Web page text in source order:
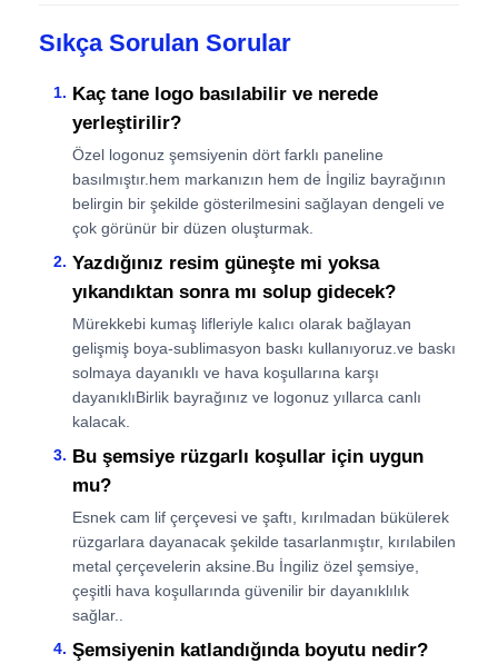
Sıkça Sorulan Sorular
Kaç tane logo basılabilir ve nerede
yerleştirilir?
Özel logonuz şemsiyenin dört farklı paneline
basılmıştır.hem markanızın hem de İngiliz bayrağının
belirgin bir şekilde gösterilmesini sağlayan dengeli ve
çok görünür bir düzen oluşturmak.
Yazdığınız resim güneşte mi yoksa
yıkandıktan sonra mı solup gidecek?
Mürekkebi kumaş lifleriyle kalıcı olarak bağlayan
gelişmiş boya-sublimasyon baskı kullanıyoruz.ve baskı
solmaya dayanıklı ve hava koşullarına karşı
dayanıklıBirlik bayrağınız ve logonuz yıllarca canlı
kalacak.
Bu şemsiye rüzgarlı koşullar için uygun
mu?
Esnek cam lif çerçevesi ve şaftı, kırılmadan bükülerek
rüzgarlara dayanacak şekilde tasarlanmıştır, kırılabilen
metal çerçevelerin aksine.Bu İngiliz özel şemsiye,
çeşitli hava koşullarında güvenilir bir dayanıklılık
sağlar..
Şemsiyenin katlandığında boyutu nedir?